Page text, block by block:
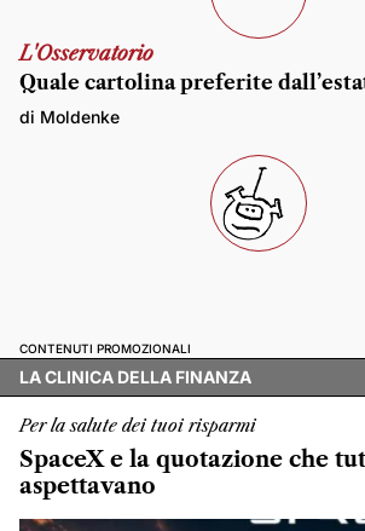
L'Osservatorio
Quale cartolina preferite
di Moldenke
CONTENUTI PROMOZIONALI
LA CLINICA DELLA FINANZA
Per la salute dei tuoi risparmi
SpaceX e la quotazione che
aspettavano